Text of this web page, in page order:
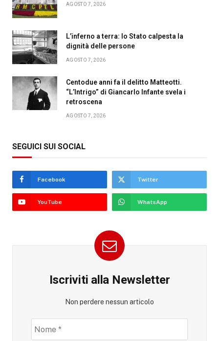
AGOSTO 7, 2026
L’inferno a terra: lo Stato calpesta la
dignità delle persone
AGOSTO 7, 2026
Centodue anni fa il delitto Matteotti.
“L’Intrigo” di Giancarlo Infante svela i
retroscena
AGOSTO 7, 2026
SEGUICI SUI SOCIAL
Facebook Twitter
YouTube WhatsApp
Iscriviti alla Newsletter
Non perdere nessun articolo